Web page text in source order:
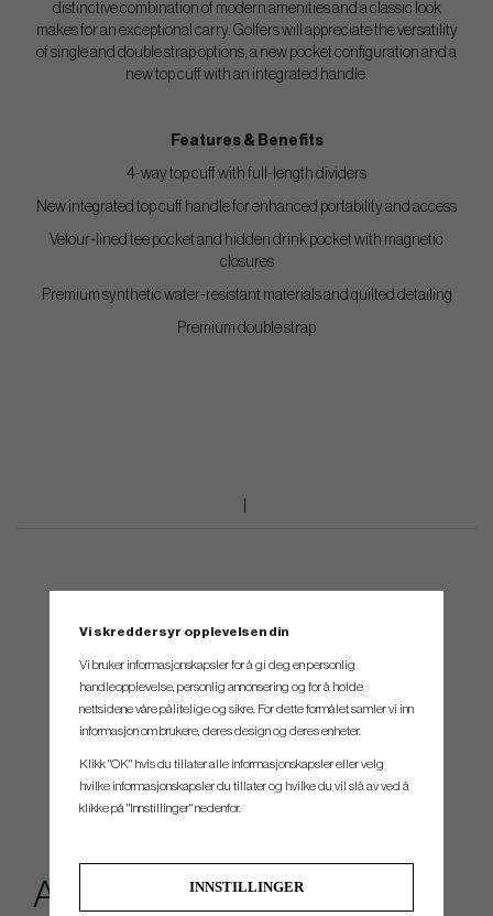
distinctive combination of modern amenities and a classic look
makes for an exceptional carry. Golfers will appreciate the versatility
of single and double strap options, a new pocket configuration and a
new top cuff with an integrated handle.
Features & Benefits
4-way top cuff with full-length dividers
New integrated top cuff handle for enhanced portability and access
Velour-lined tee pocket and hidden drink pocket with magnetic
closures
Premium synthetic water-resistant materials and quilted detailing
Premium double strap
Andre kjøpte også
Vi skreddersyr opplevelsen din
Vi bruker informasjonskapsler for å gi deg en personlig
handleopplevelse, personlig annonsering og for å holde
nettsidene våre pålitelige og sikre. For dette formålet samler vi inn
informasjon om brukere, deres design og deres enheter.
Klikk "OK" hvis du tillater alle informasjonskapsler eller velg
hvilke informasjonskapsler du tillater og hvilke du vil slå av ved å
klikke på "Innstillinger" nedenfor.
INNSTILLINGER